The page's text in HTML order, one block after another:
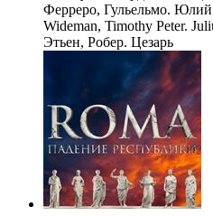
Ферреро, Гульельмо. Юлий
Wideman, Timothy Peter.
Этьен, Робер. Цезарь